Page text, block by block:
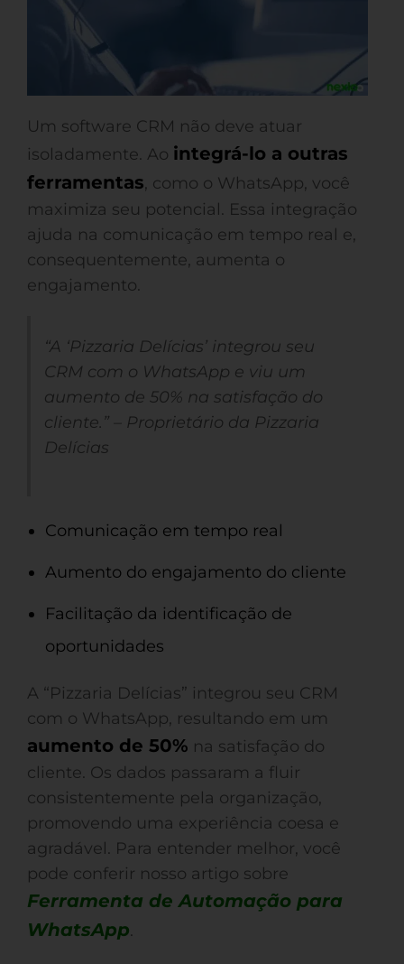
Um software CRM não deve atuar
isoladamente. Ao integrá-lo a outras
ferramentas, como o WhatsApp, você
maximiza seu potencial. Essa integração
ajuda na comunicação em tempo real e,
consequentemente, aumenta o
engajamento.
“A ‘Pizzaria Delícias’ integrou seu
CRM com o WhatsApp e viu um
aumento de 50% na satisfação do
cliente.” – Proprietário da Pizzaria
Delícias
Comunicação em tempo real
Aumento do engajamento do cliente
Facilitação da identificação de
oportunidades
A “Pizzaria Delícias” integrou seu CRM
com o WhatsApp, resultando em um
aumento de 50% na satisfação do
cliente. Os dados passaram a fluir
consistentemente pela organização,
promovendo uma experiência coesa e
agradável. Para entender melhor, você
pode conferir nosso artigo sobre
Ferramenta de Automação para
WhatsApp.